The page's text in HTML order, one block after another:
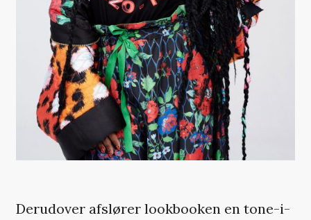
Derudover afslører lookbooken en tone-i-